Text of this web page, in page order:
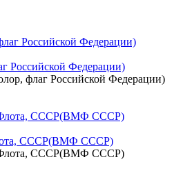
Российской Федерации)
флаг Российской Федерации)
СССР(ВМФ СССР)
Флота, СССР(ВМФ СССР)